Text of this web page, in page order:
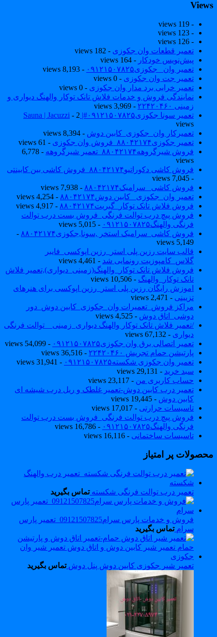
- 119 views
- 123 views
- 126 views
تعمیر قطعات وان جکوزی - 182 views
پیش‌نویس خودکار- 164 views
تعمیر وان _جکوزی۰۹۱۲۱۵۰۷۸۲۵
- 8,193 views
تعمیر جت وان جکوزی - 0 views
تعمیر خرابی برد مدار وان جکوزی - 0 views
نمایندگی فروش و خدمات فلاش تانک توکار والهنگ دیواری و
زمینی ۲۲۴۲۰۴۶۰
- 3,969 views
تعمیر سونا جکوزی۰۹۱۲۱۵۰۷۸۲۵#| Sauna | Jacuzzi
- 2
views
تعمیرکار وان_جکوزی_کابین دوش- 8,394 views
تعمیر جکوزی۸۸۰۴۲۱۷۴_فروش وان جکوزی
- 61 views
فروش شیرگروهه۸۸۰۴۲۱۷۴_تعمیر شیرگروهه
- 6,778
views
فروش کاشی دکوراتیو۸۸۰۴۲۱۷۴_فروش کاشی بین کابینتی
فروش کاشی _سرامیک۸۸۰۴۲۱۷۴
- 7,938 views
تعمیر وان_جکوزی_ کابین دوش۸۸۰۴۲۱۷۴
- 4,254 views
فروش فلاش تانک توکار_گبریت۸۸۰۴۲۱۷۴
- 4,917 views
فروش پیچ درب توالت فرنگی_فروش بست درب توالت
فرنگی والهنگ۰۹۱۲۱۵۰۷۸۲۵
- 5,015 views
فروش کاشی_سرامیک استخر ,سونا,جکوزی۸۸۰۴۲۱۷۴
-
5,149 views
قالب سایت رزین پلی استر_رزین اپوکسی_فایبر
گلاس_کامپوزیت رونمایی شد- 4,461 views
فروش فلاش تانک توکار_والهنگ(زمینی_دیواری),تعمیر فلاش
تانک توکار_والهنگ- 10,506 views
اموزش رایگان رزین پلی استر_رزین اپوکسی برای هنرهای
تزیینی- 2,471 views
مراکز فروش_تعمیرات وان_جکوزی_کابین دوش_دور
دوشی_اتاق دوش- 4,525 views
/تعمیر فلاش تانک توکار والهنگ دیواری_زمینی _ توالت فرنگی
دیواری - 67,132 views
تعمیر اتصالی برق وان جکوزی۰۹۱۲۱۵۰۷۸۲۵
- 54,099 views
پارتیشن حمام تجریش ۲۲۴۲۰۴۶۰
- 36,516 views
تعمیر وان جکوزی شکسته۰۹۱۲۱۵۰۷۸۲۵
- 31,941 views
سبد خرید - 29,131 views
حساب کاربری من- 23,117 views
تعمیر درب کابین دوش-تعمیر غلطک و ریل درب شیشه ای
کابین دوش- 19,445 views
تاسیسات حرارتی- 17,017 views
فروش پیچ درب توالت فرنگی_فروش بست درب توالت
فرنگی والهنگ۰۹۱۲۱۵۰۷۸۲۵
- 16,786 views
تاسیسات ساختمانی- 16,116 views
پر امتیاز
تعمیر درب توالت فرنگی شکسته تماس بگیرید
فروش و خدمات پارس سرام09121507825_تعمیر پارس
سرام تماس بگیرید
تعمیر شیر جکوزی کابین دوش پنل دوش تماس بگیرید